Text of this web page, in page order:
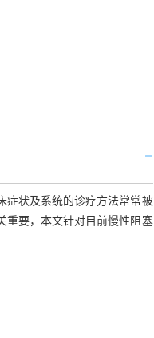
症状及系统的诊疗方法常常被
重要，本文针对目前慢性阻塞